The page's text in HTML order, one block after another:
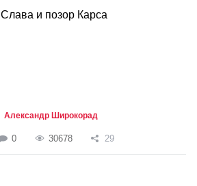
Слава и позор Карса
Александр Широкорад
0 30678 29